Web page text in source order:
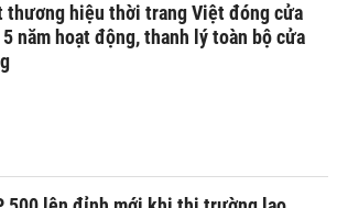
thương hiệu thời trang Việt đóng cửa
5 năm hoạt động, thanh lý toàn bộ cửa